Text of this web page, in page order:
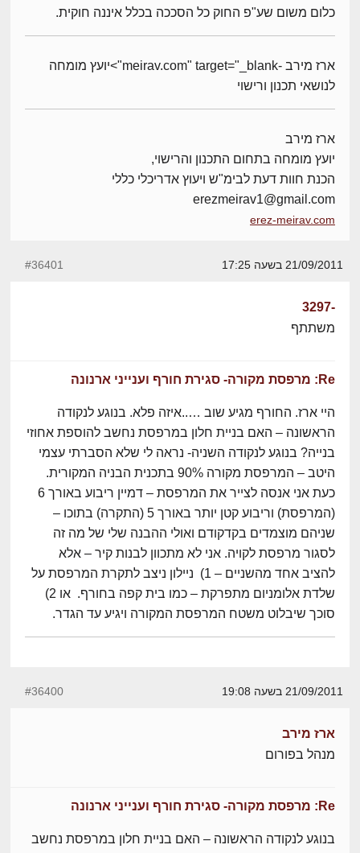
כלום משום שע"פ החוק כל הסככה בכלל איננה חוקית.
ארז מירב -meirav.com" target="_blank">יועץ מומחה
לנושאי תכנון ורישוי
ארז מירב
יועץ מומחה בתחום התכנון והרישוי,
הכנת חוות דעת לבימ"ש ויעוץ אדריכלי כללי
erezmeirav1@gmail.com
erez-meirav.com
21/09/2011 בשעה 17:25 #36401
-3297
משתתף
Re: מרפסת מקורה- סגירת חורף וענייני ארנונה
היי ארז. החורף מגיע שוב …..איזה פלא. בנוגע לנקודה
הראשונה – האם בניית חלון במרפסת נחשב להוספת אחוזי
בנייה? בנוגע לנקודה השניה- נראה לי שלא הסברתי עצמי
היטב – המרפסת מקורה 90% בתכנית הבניה המקורית.
כעת אני אנסה לצייר את המרפסת – דמיין ריבוע באורך 6
(המרפסת) וריבוע קטן יותר באורך 5 (התקרה) בתוכו –
שניהם מוצמדים בקדקודם ואולי ההבנה שלי של מה זה
לסגור מרפסת לקויה. אני לא מתכוון לבנות קיר – אלא
להציב אחד מהשניים – 1) ניילון ניצב לתקרת המרפסת על
שלדת אלומניום מתפרקת – כמו בית קפה בחורף. או 2)
סוכך שיבלוט משטח המרפסת המקורה ויגיע עד הגדר.
21/09/2011 בשעה 19:08 #36400
ארז מירב
מנהל בפורום
Re: מרפסת מקורה- סגירת חורף וענייני ארנונה
בנוגע לנקודה הראשונה – האם בניית חלון במרפסת נחשב